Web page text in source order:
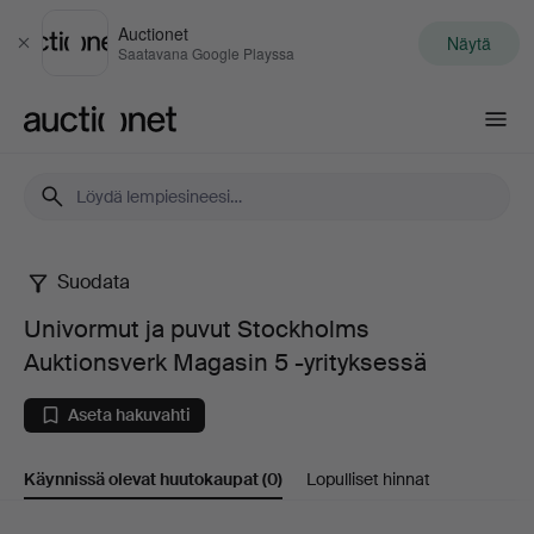
Sulje
Auctionet
Saatavana Google Playssa Näytä
Univormut
ja
puvut
Stockholms
Suodata
Univormut ja puvut Stockholms
Auktionsverk Magasin 5 -yrityksessä
Aseta hakuvahti
Käynnissä olevat huutokaupat(0) Lopulliset hinnat